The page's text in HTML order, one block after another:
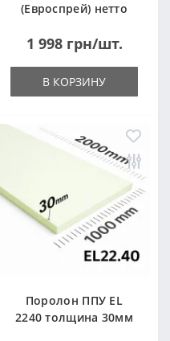
(Евроспрей) нетто
1 998 грн/шт.
В КОРЗИНУ
Поролон ППУ EL
2240 толщина 30мм